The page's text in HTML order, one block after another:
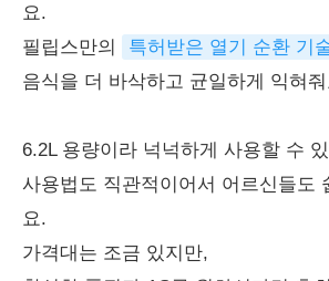
요.
필립스만의
특허받은 열기 순환 기
음식을 더 바삭하고 균일하게 익혀
6.2L 용량이라 넉넉하게 사용할 수
사용법도 직관적이어서 어르신들도
요.
가격대는 조금 있지만,